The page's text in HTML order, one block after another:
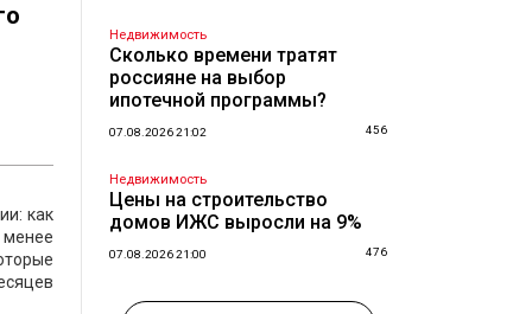
как
менее
Недвижимость
Сколько времени тратят
россияне на выбор
ипотечной программы?
07.08.2026 21:02 456
Недвижимость
Цены на строительство
домов ИЖС выросли на 9%
07.08.2026 21:00 476